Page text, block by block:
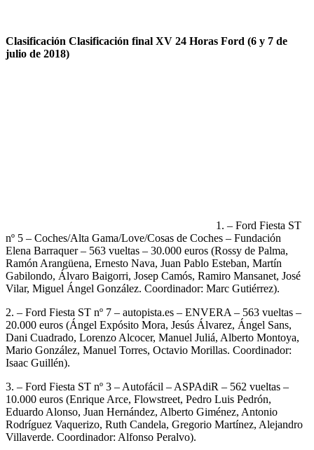
Clasificación Clasificación final XV 24 Horas Ford (6 y 7 de
julio de 2018)
1. – Ford Fiesta ST
nº 5 – Coches/Alta Gama/Love/Cosas de Coches – Fundación
Elena Barraquer – 563 vueltas – 30.000 euros (Rossy de Palma,
Ramón Arangüena, Ernesto Nava, Juan Pablo Esteban, Martín
Gabilondo, Álvaro Baigorri, Josep Camós, Ramiro Mansanet, José
Vilar, Miguel Ángel González. Coordinador: Marc Gutiérrez).
2. – Ford Fiesta ST nº 7 – autopista.es – ENVERA – 563 vueltas –
20.000 euros (Ángel Expósito Mora, Jesús Álvarez, Ángel Sans,
Dani Cuadrado, Lorenzo Alcocer, Manuel Juliá, Alberto Montoya,
Mario González, Manuel Torres, Octavio Morillas. Coordinador:
Isaac Guillén).
3. – Ford Fiesta ST nº 3 – Autofácil – ASPAdiR – 562 vueltas –
10.000 euros (Enrique Arce, Flowstreet, Pedro Luis Pedrón,
Eduardo Alonso, Juan Hernández, Alberto Giménez, Antonio
Rodríguez Vaquerizo, Ruth Candela, Gregorio Martínez, Alejandro
Villaverde. Coordinador: Alfonso Peralvo).